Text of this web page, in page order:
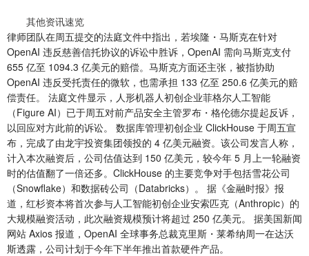
其他资讯速览
律师团队在周五提交的法庭文件中指出，若埃隆・马斯克在针对
OpenAI 违反慈善信托协议的诉讼中胜诉，OpenAI 需向马斯克支付
655 亿至 1094.3 亿美元的赔偿。马斯克方面还主张，被指协助
OpenAI 违反受托责任的微软，也需承担 133 亿至 250.6 亿美元的赔
偿责任。 法庭文件显示，人形机器人初创企业菲格尔人工智能
（Figure AI）已于周五对前产品安全主管罗布・格伦德尔提起反诉，
以回应对方此前的诉讼。 数据库管理初创企业 ClickHouse 于周五宣
布，完成了由龙宇投资集团领投的 4 亿美元融资。该公司发言人称，
计入本次融资后，公司估值达到 150 亿美元，较今年 5 月上一轮融资
时的估值翻了一倍还多。ClickHouse 的主要竞争对手包括雪花公司
（Snowflake）和数据砖公司（Databricks）。 据《金融时报》报
道，红杉资本将首次参与人工智能初创企业安索匹克（Anthropic）的
大规模融资活动，此次融资规模预计将超过 250 亿美元。 据美国新闻
网站 Axios 报道，OpenAI 全球事务总裁克里斯・莱希纳周一在达沃
斯透露，公司计划于今年下半年推出首款硬件产品。